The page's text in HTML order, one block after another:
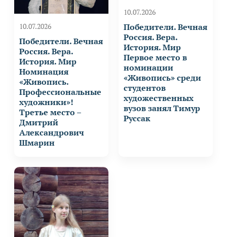
10.07.2026
Победители. Вечная
Россия. Вера.
История. Мир
Номинация
«Живопись.
Профессиональные
художники»!
Третье место –
Дмитрий
Александрович
Шмарин
10.07.2026
Победители. Вечная
Россия. Вера.
История. Мир
Первое место в
номинации
«Живопись» среди
студентов
художественных
вузов занял Тимур
Руссак